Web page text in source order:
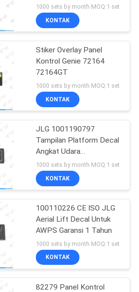
Udara
20
ECU
26
Hidraulik
16
1000 sets by month MOQ:1 set
KONTAK
Stiker Overlay Panel
Kontrol Genie 72164
72164GT
1000 sets by month MOQ:1 set
KONTAK
JLG 1001190797
Tampilan Platform Decal
Angkat Udara
Disesuaikan
1000 sets by month MOQ:1 set
KONTAK
100110226 CE ISO JLG
Aerial Lift Decal Untuk
AWPS Garansi 1 Tahun
1000 sets by month MOQ:1 set
KONTAK
82279 Panel Kontrol